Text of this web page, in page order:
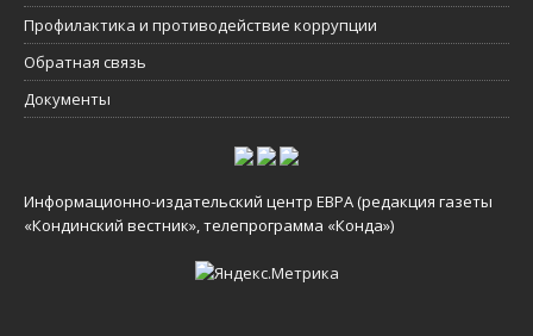
Профилактика и противодействие коррупции
Обратная связь
Документы
Информационно-издательский центр ЕВРА (редакция газеты
«Кондинский вестник», телепрограмма «Конда»)